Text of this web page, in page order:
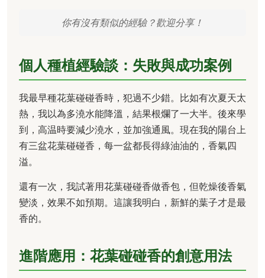
你有沒有類似的經驗？歡迎分享！
個人種植經驗談：失敗與成功案例
我最早種花葉碰碰香時，犯過不少錯。比如有次夏天太
熱，我以為多澆水能降溫，結果根爛了一大半。後來學
到，高温時要減少澆水，並加強通風。現在我的陽台上
有三盆花葉碰碰香，每一盆都長得綠油油的，香氣四
溢。
還有一次，我試著用花葉碰碰香做香包，但乾燥後香氣
變淡，效果不如預期。這讓我明白，新鮮的葉子才是最
香的。
進階應用：花葉碰碰香的創意用法